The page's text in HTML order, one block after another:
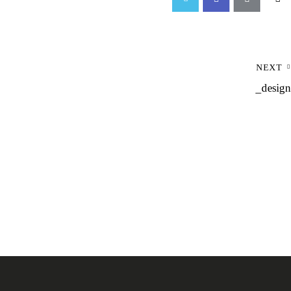
NEXT
_design